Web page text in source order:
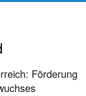
Förderung